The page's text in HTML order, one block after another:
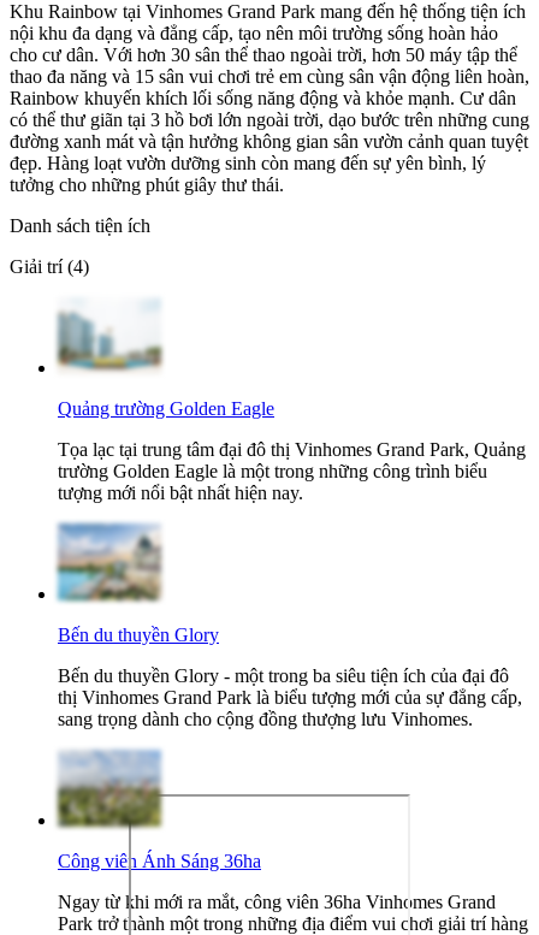
Khu Rainbow tại Vinhomes Grand Park mang đến hệ thống tiện ích
nội khu đa dạng và đẳng cấp, tạo nên môi trường sống hoàn hảo
cho cư dân. Với hơn 30 sân thể thao ngoài trời, hơn 50 máy tập thể
thao đa năng và 15 sân vui chơi trẻ em cùng sân vận động liên hoàn,
Rainbow khuyến khích lối sống năng động và khỏe mạnh. Cư dân
có thể thư giãn tại 3 hồ bơi lớn ngoài trời, dạo bước trên những cung
đường xanh mát và tận hưởng không gian sân vườn cảnh quan tuyệt
đẹp. Hàng loạt vườn dưỡng sinh còn mang đến sự yên bình, lý
tưởng cho những phút giây thư thái.
Danh sách tiện ích
Giải trí (4)
Quảng trường Golden Eagle
Tọa lạc tại trung tâm đại đô thị Vinhomes Grand Park, Quảng
trường Golden Eagle là một trong những công trình biểu
tượng mới nổi bật nhất hiện nay.
Bến du thuyền Glory
Bến du thuyền Glory - một trong ba siêu tiện ích của đại đô
thị Vinhomes Grand Park là biểu tượng mới của sự đẳng cấp,
sang trọng dành cho cộng đồng thượng lưu Vinhomes.
Công viên Ánh Sáng 36ha
Ngay từ khi mới ra mắt, công viên 36ha Vinhomes Grand
Park trở thành một trong những địa điểm vui chơi giải trí hàng